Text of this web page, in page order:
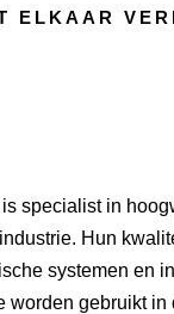
ELKAAR
specialist in
Hun
systemen en
worden gebruikt in